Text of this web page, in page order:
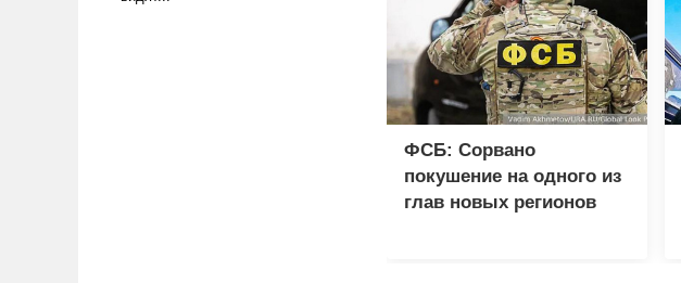
ФСБ: Сорвано
покушение на одного из
глав новых регионов